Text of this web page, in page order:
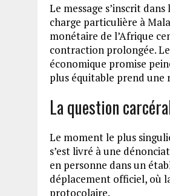
Le message s’inscrit
charge particulière à
monétaire de l’Afrique
contraction prolongée.
économique promise
plus équitable prend une
La question
Le moment le plus
s’est livré à une
en personne dans un
déplacement officiel, où
protocolaire.